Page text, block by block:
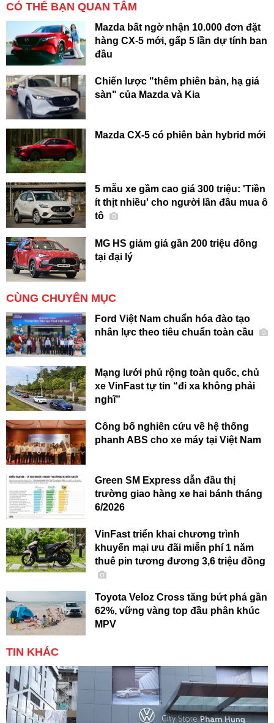
CÓ THỂ BẠN QUAN TÂM
Mazda bất ngờ nhận 10.000 đơn đặt
hàng CX-5 mới, gấp 5 lần dự tính ban
đầu
Chiến lược "thêm phiên bản, hạ giá
sàn" của Mazda và Kia
Mazda CX-5 có phiên bản hybrid mới
5 mẫu xe gầm cao giá 300 triệu: 'Tiền
ít thịt nhiều' cho người lần đầu mua ô
tô
MG HS giảm giá gần 200 triệu đồng
tại đại lý
CÙNG CHUYÊN MỤC
Ford Việt Nam chuẩn hóa đào tạo
nhân lực theo tiêu chuẩn toàn cầu
Mạng lưới phủ rộng toàn quốc, chủ
xe VinFast tự tin “đi xa không phải
nghĩ”
Công bố nghiên cứu về hệ thống
phanh ABS cho xe máy tại Việt Nam
Green SM Express dẫn đầu thị
trường giao hàng xe hai bánh tháng
6/2026
VinFast triển khai chương trình
khuyến mại ưu đãi miễn phí 1 năm
thuê pin tương đương 3,6 triệu đồng
Toyota Veloz Cross tăng bứt phá gần
62%, vững vàng top đầu phân khúc
MPV
TIN KHÁC